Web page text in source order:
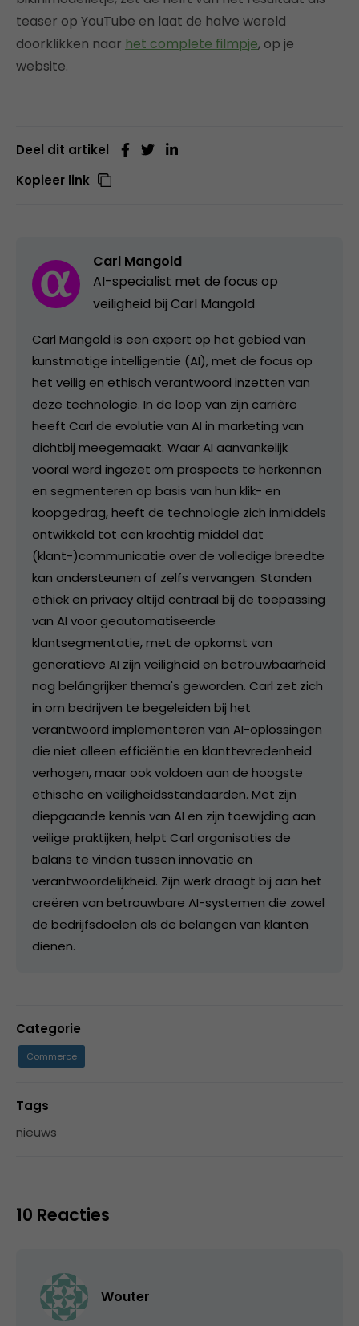
teaser op YouTube en laat de halve wereld
doorklikken naar het complete filmpje, op je
website.
Deel dit artikel
Kopieer link
Carl Mangold
AI-specialist met de focus op
veiligheid bij Carl Mangold
Carl Mangold is een expert op het gebied van
kunstmatige intelligentie (AI), met de focus op
het veilig en ethisch verantwoord inzetten van
deze technologie. In de loop van zijn carrière
heeft Carl de evolutie van AI in marketing van
dichtbij meegemaakt. Waar AI aanvankelijk
vooral werd ingezet om prospects te herkennen
en segmenteren op basis van hun klik- en
koopgedrag, heeft de technologie zich inmiddels
ontwikkeld tot een krachtig middel dat
(klant-)communicatie over de volledige breedte
kan ondersteunen of zelfs vervangen. Stonden
ethiek en privacy altijd centraal bij de toepassing
van AI voor geautomatiseerde
klantsegmentatie, met de opkomst van
generatieve AI zijn veiligheid en betrouwbaarheid
nog belángrijker thema's geworden. Carl zet zich
in om bedrijven te begeleiden bij het
verantwoord implementeren van AI-oplossingen
die niet alleen efficiëntie en klanttevredenheid
verhogen, maar ook voldoen aan de hoogste
ethische en veiligheidsstandaarden. Met zijn
diepgaande kennis van AI en zijn toewijding aan
veilige praktijken, helpt Carl organisaties de
balans te vinden tussen innovatie en
verantwoordelijkheid. Zijn werk draagt bij aan het
creëren van betrouwbare AI-systemen die zowel
de bedrijfsdoelen als de belangen van klanten
dienen.
Categorie
Commerce
Tags
nieuws
10 Reacties
Wouter